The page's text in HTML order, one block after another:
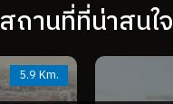
สถานที่ที่น่าสนใจ
5.9 Km.